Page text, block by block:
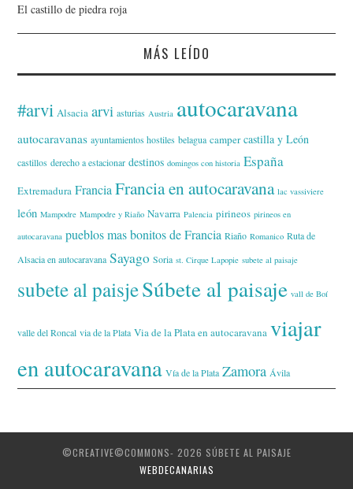
El castillo de piedra roja
MÁS LEÍDO
#arvi Alsacia arvi asturias Austria autocaravana
autocaravanas ayuntamientos hostiles belagua camper castilla y León
castillos derecho a estacionar destinos domingos con historia España
Extremadura Francia Francia en autocaravana lac vassiviere
león Mampodre Mampodre y Riaño Navarra Palencia pirineos pirineos en
autocaravana pueblos mas bonitos de Francia Riaño Romanico Ruta de
Alsacia en autocaravana Sayago Soria st. Cirque Lapopie subete al paisaje
subete al paisjeSúbete al paisaje vall de Boí
valle del Roncal via de la Plata Via de la Plata en autocaravana viajar
en autocaravana Vía de la Plata Zamora Ávila
©CREATIVE©COMMONS- 2026 SÚBETE AL PAISAJE
WEBDECANARIAS